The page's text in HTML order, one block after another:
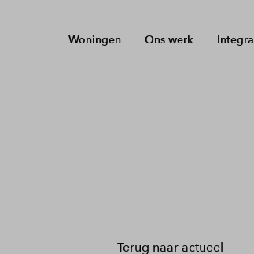
Woningen Ons werk
Terug naar actueel